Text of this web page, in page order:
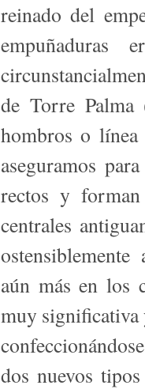
reinado del
empuñaduras
de To­rre Palma
hombros o
aseguramos
rectos y
centrales
aún más en los
muy significativa
dos nuevos